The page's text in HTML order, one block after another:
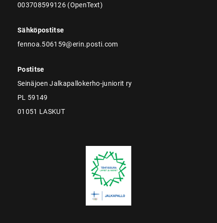
003708599126 (OpenText)
Sähköpostitse
fennoa.506159@erin.posti.com
Postitse
Seinäjoen Jalkapallokerho-juniorit ry
PL 59149
01051 LASKUT